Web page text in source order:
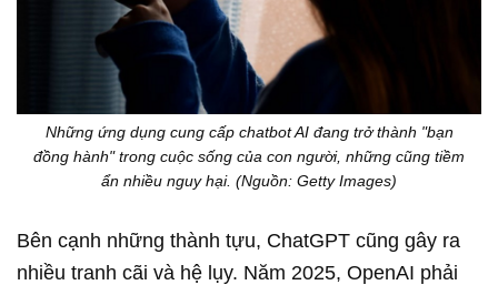
Những ứng dụng cung cấp chatbot AI đang trở thành "bạn
đồng hành" trong cuộc sống của con người, những cũng tiềm
ẩn nhiều nguy hại. (Nguồn: Getty Images)
Bên cạnh những thành tựu, ChatGPT cũng gây ra
nhiều tranh cãi và hệ lụy. Năm 2025, OpenAI phải